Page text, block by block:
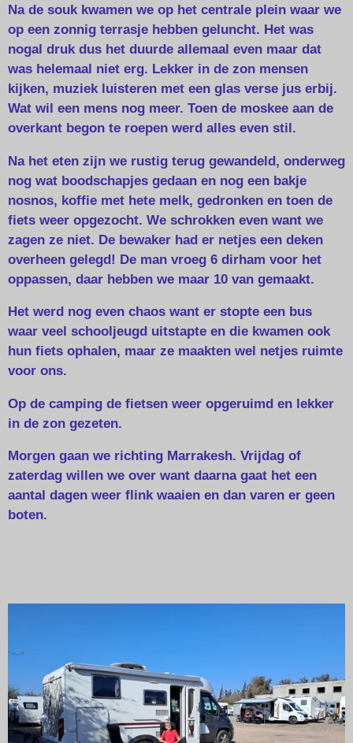
Na de souk kwamen we op het centrale plein waar we
op een zonnig terrasje hebben geluncht. Het was
nogal druk dus het duurde allemaal even maar dat
was helemaal niet erg. Lekker in de zon mensen
kijken, muziek luisteren met een glas verse jus erbij.
Wat wil een mens nog meer. Toen de moskee aan de
overkant begon te roepen werd alles even stil.
Na het eten zijn we rustig terug gewandeld, onderweg
nog wat boodschapjes gedaan en nog een bakje
nosnos, koffie met hete melk, gedronken en toen de
fiets weer opgezocht. We schrokken even want we
zagen ze niet. De bewaker had er netjes een deken
overheen gelegd! De man vroeg 6 dirham voor het
oppassen, daar hebben we maar 10 van gemaakt.
Het werd nog even chaos want er stopte een bus
waar veel schooljeugd uitstapte en die kwamen ook
hun fiets ophalen, maar ze maakten wel netjes ruimte
voor ons.
Op de camping de fietsen weer opgeruimd en lekker
in de zon gezeten.
Morgen gaan we richting Marrakesh. Vrijdag of
zaterdag willen we over want daarna gaat het een
aantal dagen weer flink waaien en dan varen er geen
boten.